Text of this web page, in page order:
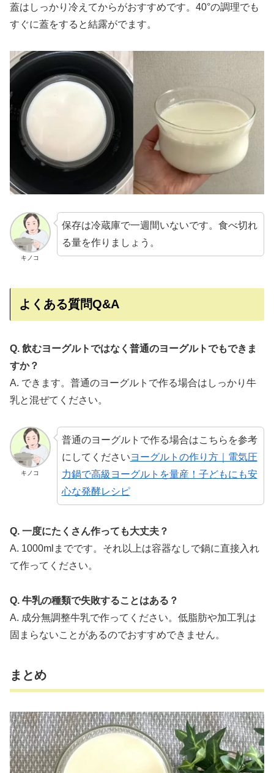
蓋はしっかり冷えてからがおすすめです。40°の調理でも
すぐに蓋をすると結露がでます。
キノコ
保存は冷蔵庫で一週間いないです。食べ切れ
る量を作りましょう。
よくある質問Q&A
Q. 飲むヨーグルトではなく普通のヨーグルトでもできま
すか？
A. できます。普通のヨーグルトで作る場合はしっかり牛
乳と混ぜてください。
キノコ
普通のヨーグルトで作る場合はこちらを参考
にしてくださいヨーグルトの作り方｜電気圧
力鍋で高級ヨーグルトを量産！子どもにも安
心な発酵レシピ
Q. 一度にたくさん作っても大丈夫？
A. 1000mlまでです。それ以上は容器なしで鍋に直接入れ
て作ってください。
Q. 牛乳の種類で失敗することはある？
A. 成分無調整牛乳で作ってください。低脂肪や加工乳は
固まらないことがあるのでおすすめできません。
まとめ